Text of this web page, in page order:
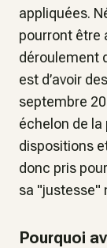
appliquées.
pourront être
déroulement
est d’avoir
septembre
échelon de
dispositions
donc pris
sa "justesse"
Pourquoi